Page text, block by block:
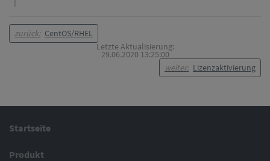
zurück: CentOS/RHEL
Letzte Aktualisierung:
29.06.2020 13:25:00
weiter: Lizenzaktivierung
Startseite
Produkt